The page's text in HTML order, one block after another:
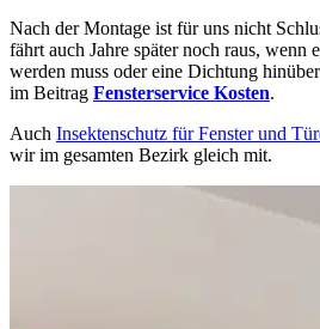
Nach der Montage ist für uns nicht
fährt auch Jahre später noch raus, wenn
werden muss oder eine Dichtung
im Beitrag Fensterservice Kosten.
Auch Insektenschutz für Fenster und
wir im gesamten Bezirk gleich mit.